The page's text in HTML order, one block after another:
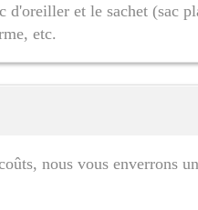
et le sachet (sac
etc.
nous vous enverrons